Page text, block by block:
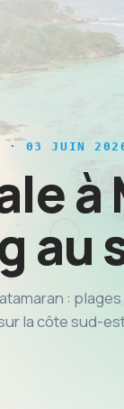
· 03 JUIN
au
:
la côte sud-